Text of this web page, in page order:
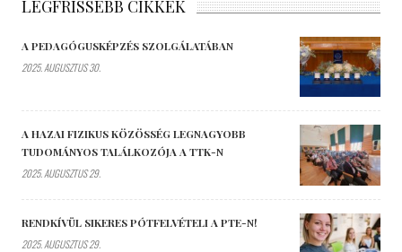
LEGFRISSEBB CIKKEK
A PEDAGÓGUSKÉPZÉS SZOLGÁLATÁBAN
2025. AUGUSZTUS 30.
A HAZAI FIZIKUS KÖZÖSSÉG LEGNAGYOBB
TUDOMÁNYOS TALÁLKOZÓJA A TTK-N
2025. AUGUSZTUS 29.
RENDKÍVÜL SIKERES PÓTFELVÉTELI A PTE-N!
2025. AUGUSZTUS 29.